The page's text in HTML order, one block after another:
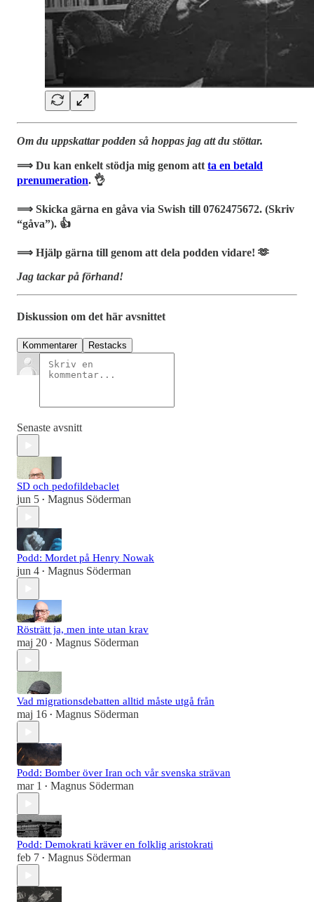
Om du uppskattar podden så hoppas jag att du stöttar.
⟹ Du kan enkelt stödja mig genom att ta en betald
prenumeration. 👌
⟹ Skicka gärna en gåva via Swish till 0762475672. (Skriv
“gåva”). 👍
⟹ Hjälp gärna till genom att dela podden vidare! 🫶
Jag tackar på förhand!
Diskussion om det här avsnittet
Kommentarer Restacks
Senaste avsnitt
SD och pedofildebaclet
jun 5 • Magnus Söderman
Podd: Mordet på Henry Nowak
jun 4 • Magnus Söderman
Rösträtt ja, men inte utan krav
maj 20 • Magnus Söderman
Vad migrationsdebatten alltid måste utgå från
maj 16 • Magnus Söderman
Podd: Bomber över Iran och vår svenska strävan
mar 1 • Magnus Söderman
Podd: Demokrati kräver en folklig aristokrati
feb 7 • Magnus Söderman